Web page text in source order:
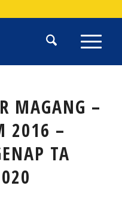
MAGANG –
2016 –
TA